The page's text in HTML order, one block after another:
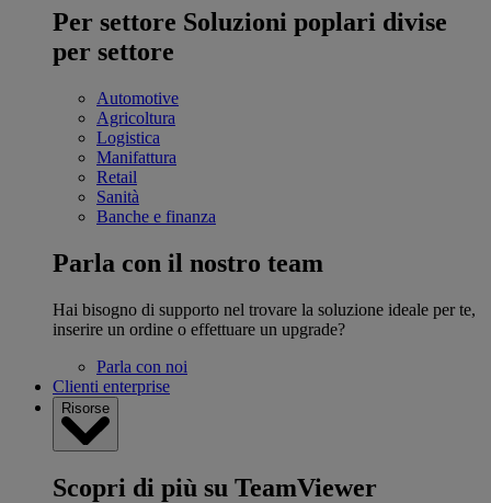
Per settore Soluzioni poplari divise
per settore
Automotive
Agricoltura
Logistica
Manifattura
Retail
Sanità
Banche e finanza
Parla con il nostro team
Hai bisogno di supporto nel trovare la soluzione ideale per te,
inserire un ordine o effettuare un upgrade?
Parla con noi
Clienti enterprise
Risorse
Scopri di più su TeamViewer